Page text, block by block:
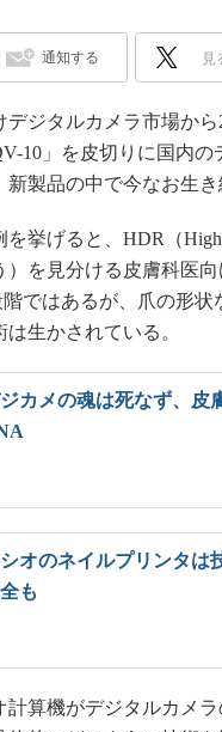
通知する 見
ジタルカメラ市場から
10」を皮切りに国内
製品の中で今なお生き
挙げると、HDR（High
を見分ける皮膚科医
ではあるが、爪の形
生かされている。
カメの魂は死なず、皮
オのネイルプリンタは
も
算機がデジタルカメ